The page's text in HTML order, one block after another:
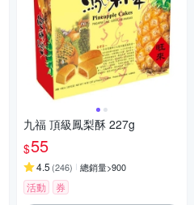
九福 頂級鳳梨酥 227g
$55
4.5 (246) 總銷量>900
活動 券